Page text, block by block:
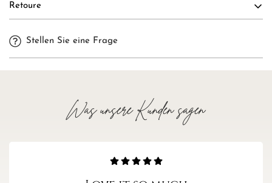
Weitere Informationen zum Versand und zum Versand in
andere Länder findest Du hier.
Retoure
Rückgaben innerhalb von 14 Tagen erhalten eine vollständige
Rückerstattung. Die Kosten für die Rücksendung sind vom
Stellen Sie eine Frage
Was unsere Kunden sagen
Confirm your age
Are you 18 years old or older?